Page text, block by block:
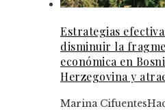
Estrategias
disminuir la
económica en
Herzegovina y
Marina Cifuentes